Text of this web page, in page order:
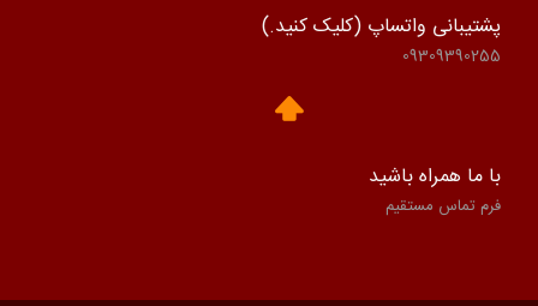
پشتیبانی واتساپ (کلیک کنید.)
09309390255
با ما همراه باشید
فرم تماس مستقیم